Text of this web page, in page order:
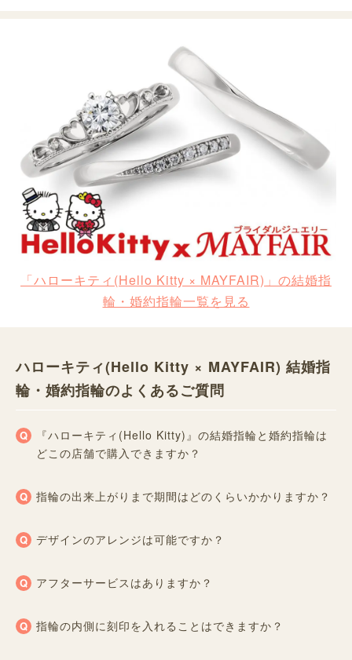
「ハローキティ(Hello Kitty × MAYFAIR)」の結婚指
輪・婚約指輪一覧を見る
ハローキティ(Hello Kitty × MAYFAIR) 結婚指
輪・婚約指輪のよくあるご質問
『ハローキティ(Hello Kitty)』の結婚指輪と婚約指輪は
どこの店舗で購入できますか？
指輪の出来上がりまで期間はどのくらいかかりますか？
デザインのアレンジは可能ですか？
アフターサービスはありますか？
指輪の内側に刻印を入れることはできますか？